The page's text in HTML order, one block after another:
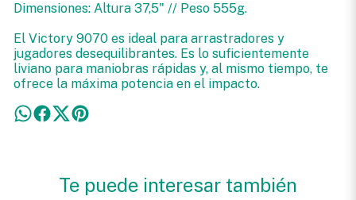
Dimensiones: Altura 37,5" // Peso 555g.
El Victory 9070 es ideal para arrastradores y
jugadores desequilibrantes. Es lo suficientemente
liviano para maniobras rápidas y, al mismo tiempo, te
ofrece la máxima potencia en el impacto.
Te puede interesar también